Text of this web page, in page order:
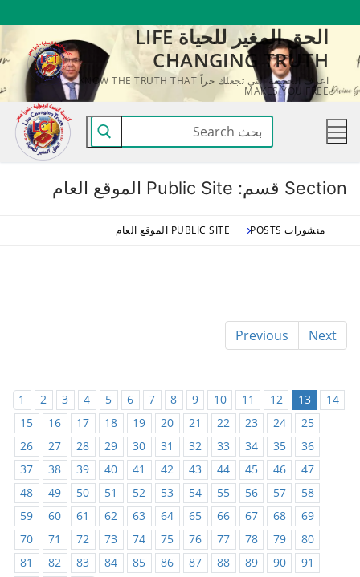
المحتوى
الحق المغير للحياة LIFE
CHANGING TRUTH
اعرف الحقيقة التي تجعلك حراً KNOW THE TRUTH THAT
MAKES YOU FREE
البحث
عن:
Section قسم: Public Site الموقع العام
منشورات POSTS PUBLIC SITE الموقع العام
Previous Next
1 2 3 4 5 6 7 8 9 10 11 12 13
14
15
16 17 18 19 20 21 22 23 24
25
26
27 28 29 30 31 32 33 34 35
36
37
38 39 40 41 42 43 44 45 46
47
48
49 50 51 52 53 54 55 56 57
58
59
60 61 62 63 64 65 66 67 68
69
70
71 72 73 74 75 76 77 78 79
80
81
82 83 84 85 86 87 88 89 90
91